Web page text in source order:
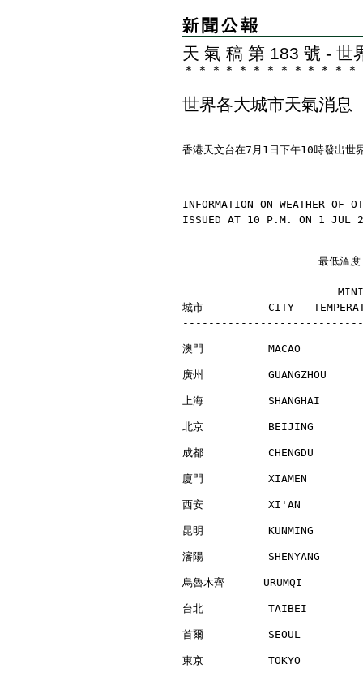
天 氣 稿 第 183 號 - 世
＊ ＊ ＊ ＊ ＊ ＊ ＊ ＊ ＊ ＊ ＊ ＊ ＊
世界各大城市天氣消息
香港天文台在7月1日下午10時發出世
INFORMATION ON WEATHER OF
ISSUED AT 10 P.M. ON 1 JUL
最低溫度
城市          CITY
澳門          MACAO
廣州
上海          SHANGHAI
北京          BEIJING
成都          CHENGDU
廈門          XIAMEN
西安          XI'AN
昆明          KUNMING
瀋陽          SHENYANG
烏魯木齊      URUMQI
台北          TAIBEI
首爾          SEOUL
東京          TOKYO